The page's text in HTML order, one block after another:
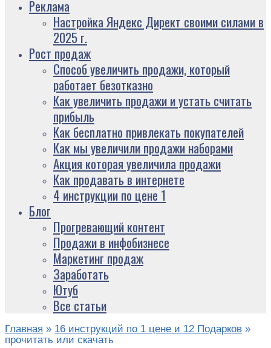
Реклама
Настройка Яндекс Директ своими силами в
2025 г.
Рост продаж
Способ увеличить продажи, который
работает безотказно
Как увеличить продажи и устать считать
прибыль
Как бесплатно привлекать покупателей
Как мы увеличили продажи наборами
Акция которая увеличила продажи
Как продавать в интернете
4 инструкции по цене 1
Блог
Прогревающий контент
Продажи в инфобизнесе
Маркетинг продаж
Заработать
Ютуб
Все статьи
Главная » 16 инструкций по 1 цене и 12 Подарков »
прочитать или скачать